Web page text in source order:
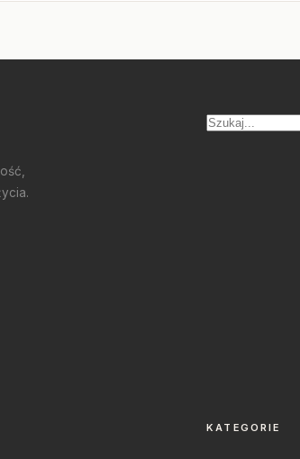
KATEGORIE